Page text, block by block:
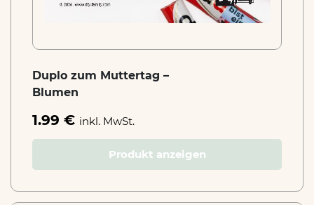
Duplo zum Muttertag –
Blumen
1.99 € inkl. MwSt.
Produkt anzeigen